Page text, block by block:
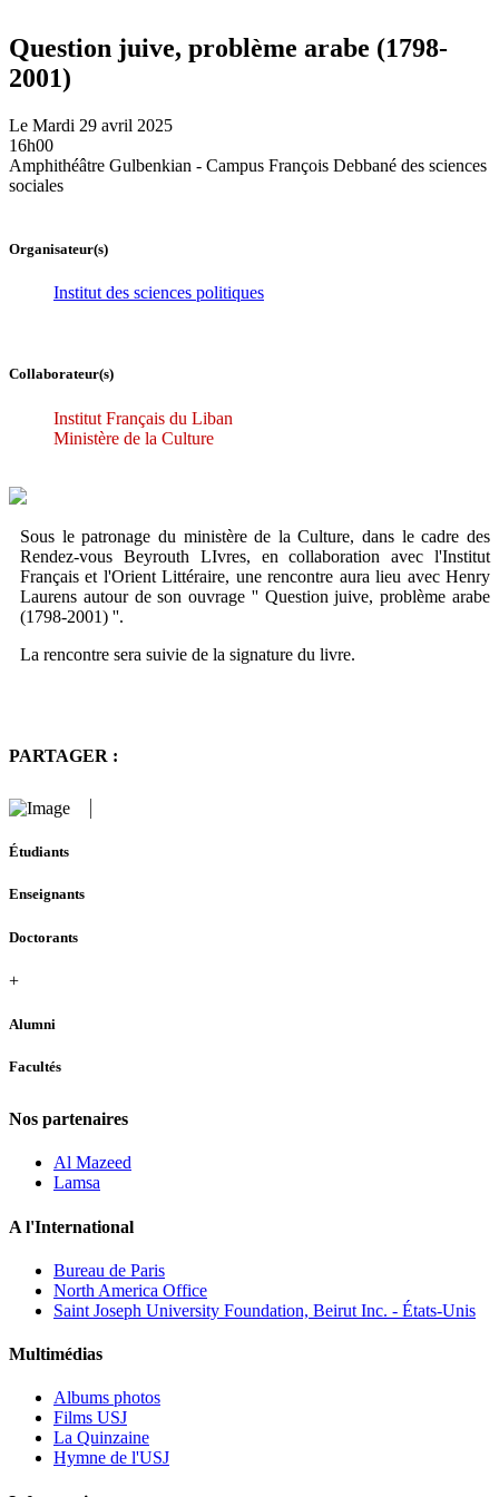
Question juive, problème arabe (1798-
2001)
Le Mardi 29 avril 2025
16h00
Amphithéâtre Gulbenkian - Campus François Debbané des sciences
sociales
Organisateur(s)
Institut des sciences politiques
Collaborateur(s)
Institut Français du Liban
Ministère de la Culture
Sous le patronage du ministère de la Culture, dans le cadre des
Rendez-vous Beyrouth LIvres, en collaboration avec l'Institut
Français et l'Orient Littéraire, une rencontre aura lieu avec Henry
Laurens autour de son ouvrage '' Question juive, problème arabe
(1798-2001) ''.
La rencontre sera suivie de la signature du livre.
PARTAGER :
Étudiants
Enseignants
Doctorants
+
Alumni
Facultés
Nos partenaires
Al Mazeed
Lamsa
A l'International
Bureau de Paris
North America Office
Saint Joseph University Foundation, Beirut Inc. - États-Unis
Multimédias
Albums photos
Films USJ
La Quinzaine
Hymne de l'USJ